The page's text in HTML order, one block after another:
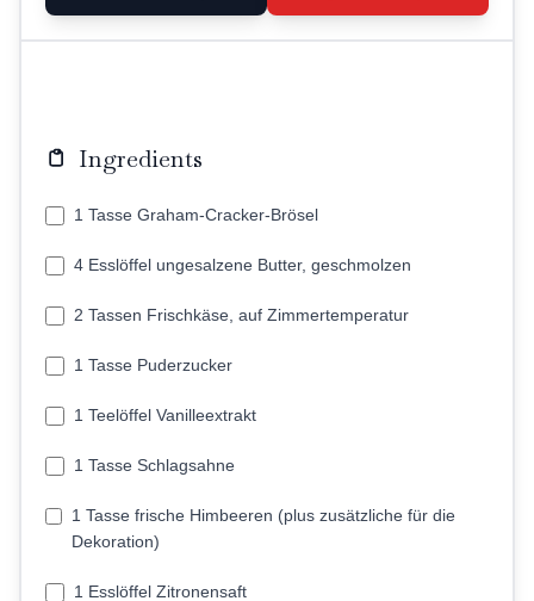
Ingredients
1 Tasse Graham-Cracker-Brösel
4 Esslöffel ungesalzene Butter, geschmolzen
2 Tassen Frischkäse, auf Zimmertemperatur
1 Tasse Puderzucker
1 Teelöffel Vanilleextrakt
1 Tasse Schlagsahne
1 Tasse frische Himbeeren (plus zusätzliche für die
Dekoration)
1 Esslöffel Zitronensaft